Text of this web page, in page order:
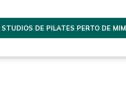
STUDIOS DE PILATES PERTO DE MIM